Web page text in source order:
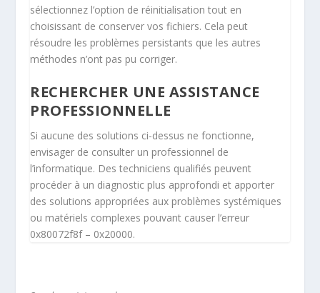
sélectionnez l’option de réinitialisation tout en
choisissant de conserver vos fichiers. Cela peut
résoudre les problèmes persistants que les autres
méthodes n’ont pas pu corriger.
RECHERCHER UNE ASSISTANCE
PROFESSIONNELLE
Si aucune des solutions ci-dessus ne fonctionne,
envisager de consulter un professionnel de
l’informatique. Des techniciens qualifiés peuvent
procéder à un diagnostic plus approfondi et apporter
des solutions appropriées aux problèmes systémiques
ou matériels complexes pouvant causer l’erreur
0x80072f8f – 0x20000.